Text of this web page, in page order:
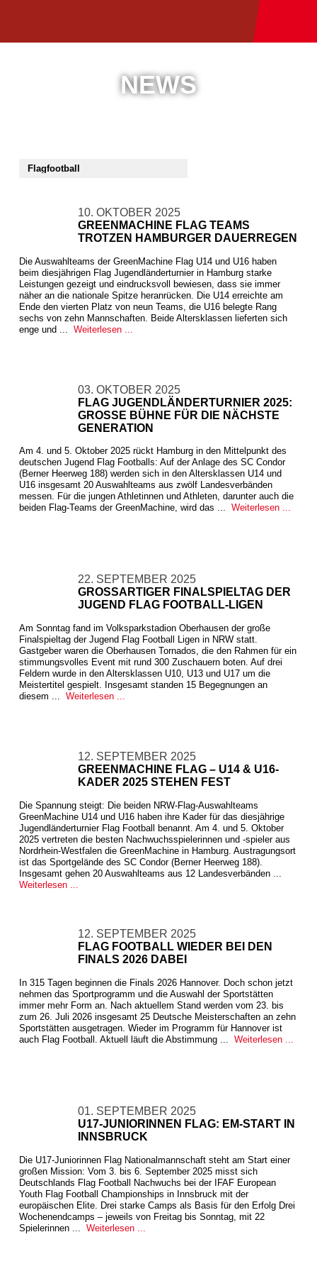
NEWS
10. OKTOBER 2025
GREENMACHINE FLAG TEAMS
TROTZEN HAMBURGER DAUERREGEN
Die Auswahlteams der GreenMachine Flag U14 und U16 haben
beim diesjährigen Flag Jugendländerturnier in Hamburg starke
Leistungen gezeigt und eindrucksvoll bewiesen, dass sie immer
näher an die nationale Spitze heranrücken. Die U14 erreichte am
Ende den vierten Platz von neun Teams, die U16 belegte Rang
sechs von zehn Mannschaften. Beide Altersklassen lieferten sich
enge und ... Weiterlesen ...
03. OKTOBER 2025
FLAG JUGENDLÄNDERTURNIER 2025:
GROSSE BÜHNE FÜR DIE NÄCHSTE G
ENERATION
Am 4. und 5. Oktober 2025 rückt Hamburg in den Mittelpunkt des
deutschen Jugend Flag Footballs: Auf der Anlage des SC Condor
(Berner Heerweg 188) werden sich in den Altersklassen U14 und
U16 insgesamt 20 Auswahlteams aus zwölf Landesverbänden
messen. Für die jungen Athletinnen und Athleten, darunter auch die
beiden Flag-Teams der GreenMachine, wird das ... Weiterlesen ...
22. SEPTEMBER 2025
GROSSARTIGER FINALSPIELTAG DER J
UGEND FLAG FOOTBALL-LIGEN
Am Sonntag fand im Volksparkstadion Oberhausen der große
Finalspieltag der Jugend Flag Football Ligen in NRW statt.
Gastgeber waren die Oberhausen Tornados, die den Rahmen für ein
stimmungsvolles Event mit rund 300 Zuschauern boten. Auf drei
Feldern wurde in den Altersklassen U10, U13 und U17 um die
Meistertitel gespielt. Insgesamt standen 15 Begegnungen an
diesem ... Weiterlesen ...
12. SEPTEMBER 2025
GREENMACHINE FLAG – U14 & U16-
KADER 2025 STEHEN FEST
Die Spannung steigt: Die beiden NRW-Flag-Auswahlteams
GreenMachine U14 und U16 haben ihre Kader für das diesjährige
Jugendländerturnier Flag Football benannt. Am 4. und 5. Oktober
2025 vertreten die besten Nachwuchsspielerinnen und -spieler aus
Nordrhein-Westfalen die GreenMachine in Hamburg. Austragungsort
ist das Sportgelände des SC Condor (Berner Heerweg 188).
Insgesamt gehen 20 Auswahlteams aus 12 Landesverbänden ...
Weiterlesen ...
12. SEPTEMBER 2025
FLAG FOOTBALL WIEDER BEI DEN
FINALS 2026 DABEI
In 315 Tagen beginnen die Finals 2026 Hannover. Doch schon jetzt
nehmen das Sportprogramm und die Auswahl der Sportstätten
immer mehr Form an. Nach aktuellem Stand werden vom 23. bis
zum 26. Juli 2026 insgesamt 25 Deutsche Meisterschaften an zehn
Sportstätten ausgetragen. Wieder im Programm für Hannover ist
auch Flag Football. Aktuell läuft die Abstimmung ... Weiterlesen ...
01. SEPTEMBER 2025
U17-JUNIORINNEN FLAG: EM-START IN
INNSBRUCK
Die U17-Juniorinnen Flag Nationalmannschaft steht am Start einer
großen Mission: Vom 3. bis 6. September 2025 misst sich
Deutschlands Flag Football Nachwuchs bei der IFAF European
Youth Flag Football Championships in Innsbruck mit der
europäischen Elite. Drei starke Camps als Basis für den Erfolg Drei
Wochenendcamps – jeweils von Freitag bis Sonntag, mit 22
Spielerinnen ... Weiterlesen ...